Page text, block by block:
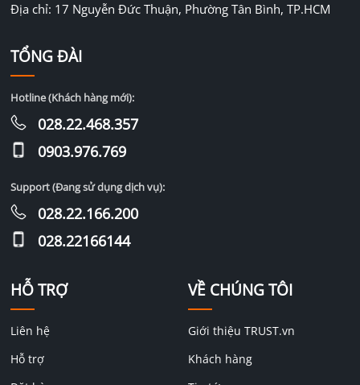
Địa chỉ: 17 Nguyễn Đức Thuận, Phường Tân Bình, TP.HCM
HỖ TRỢ
Liên hệ
Hỗ trợ
VỀ CHÚNG TÔI
Giới thiệu TRUST.vn
Khách hàng
TỔNG ĐÀI
Hotline (Khách hàng mới):
028.22.468.357
0903.976.769
Support (Đang sử dụng dịch vụ):
028.22.166.200
028.22166144